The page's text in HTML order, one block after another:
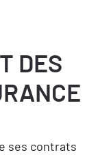
DES
ses contrats